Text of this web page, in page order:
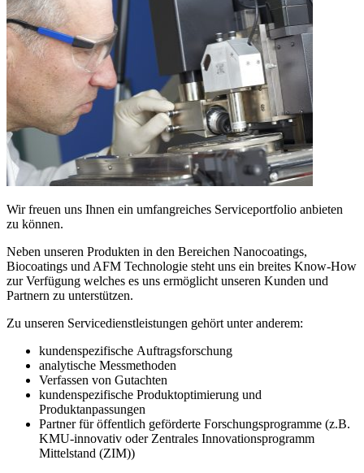
Wir freuen uns Ihnen ein umfangreiches Serviceportfolio anbieten
zu können.
Neben unseren Produkten in den Bereichen Nanocoatings,
Biocoatings und AFM Technologie steht uns ein breites Know-How
zur Verfügung welches es uns ermöglicht unseren Kunden und
Partnern zu unterstützen.
Zu unseren Servicedienstleistungen gehört unter anderem:
kundenspezifische Auftragsforschung
analytische Messmethoden
Verfassen von Gutachten
kundenspezifische Produktoptimierung und
Produktanpassungen
Partner für öffentlich geförderte Forschungsprogramme (z.B.
KMU-innovativ oder Zentrales Innovationsprogramm
Mittelstand (ZIM))